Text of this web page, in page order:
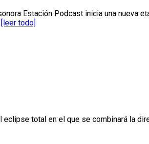
Estación Podcast inicia una nueva
[leer todo]
total en el que se combinará la